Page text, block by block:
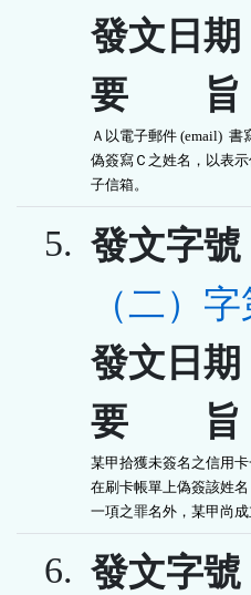
發文日期
要 旨
Ａ以電子郵件 (email)
偽簽寫Ｃ之姓名，以表
子信箱。
5. 發文字號
（二）
發文日期
要 旨
某甲拾獲未簽名之信用
在刷卡帳單上偽簽該姓
一項之罪名外，某甲尚成
6. 發文字號